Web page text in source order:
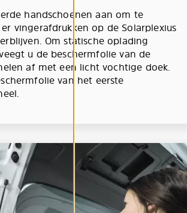
handschoenen aan om te
vingerafdrukken op de Solarplexius
Om statische oplading
u de beschermfolie van de
af met een licht vochtige doek.
van het eerste